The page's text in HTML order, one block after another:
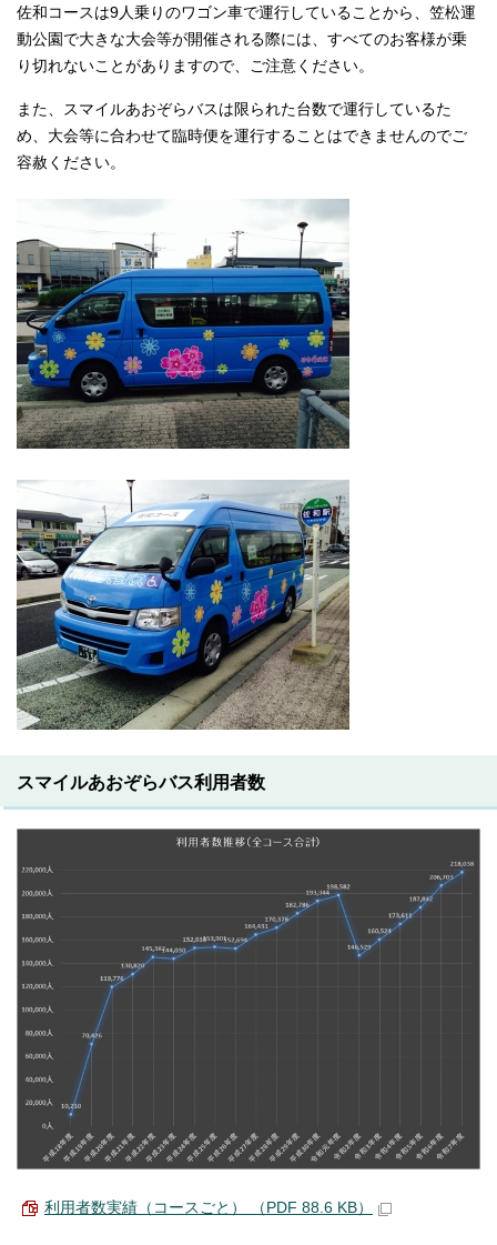
佐和コースは9人乗りのワゴン車で運行していることから、笠松運
動公園で大きな大会等が開催される際には、すべてのお客様が乗
り切れないことがありますので、ご注意ください。
また、スマイルあおぞらバスは限られた台数で運行しているた
め、大会等に合わせて臨時便を運行することはできませんのでご
容赦ください。
スマイルあおぞらバス利用者数
利用者数実績（コースごと） （PDF 88.6 KB）